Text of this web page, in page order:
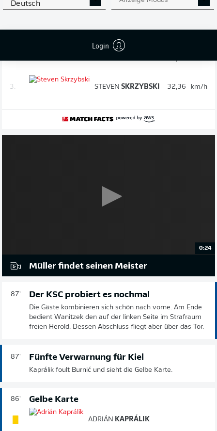
Deutsch
Login
Spieler nach 90 Minuten
1. MARCUSMÜLLER 34,26 km/h
3. STEVEN SKRZYBSKI 32,36 km/h
0:24
Müller findet seinen Meister
87' Der KSC probiert es nochmal
Die Gäste kombinieren sich schön nach vorne. Am Ende
bedient Wanitzek den auf der linken Seite im Strafraum
freien Herold. Dessen Abschluss fliegt aber über das Tor.
87' Fünfte Verwarnung für Kiel
Kaprálik foult Burnić und sieht die Gelbe Karte.
86' Gelbe Karte
ADRIÁN KAPRÁLIK